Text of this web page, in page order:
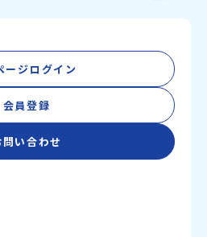
ージログイン
会員登録
問い合わせ